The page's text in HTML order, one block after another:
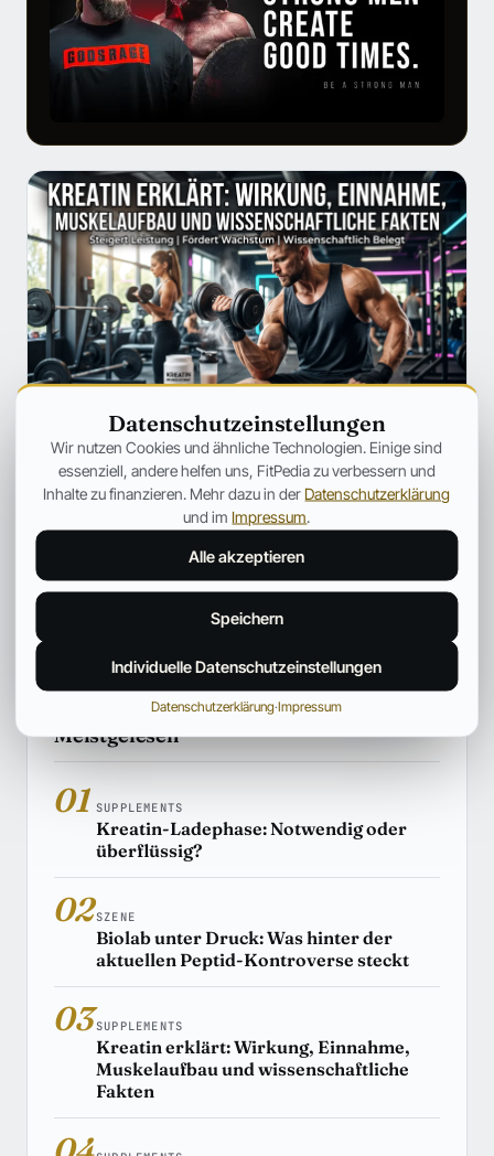
SUPPLEMENTS
Kreatin erklärt: Wirkung, Einnahme,
Muskelaufbau und wissenschaftliche
Informationen über Kreatin dar. Erklärt werden: Wirkung,
Einnahme, Muskelaufbau und wissenschaftliche Fakten
03. Aug. 2026 34 Min.
Meistgelesen
01 SUPPLEMENTS
Kreatin-Ladephase: Notwendig oder
überflüssig?
02SZENE
Biolab unter Druck: Was hinter der
aktuellen Peptid-Kontroverse steckt
03SUPPLEMENTS
Kreatin erklärt: Wirkung, Einnahme,
Muskelaufbau und wissenschaftliche
Fakten
Datenschutzeinstellungen
Wir nutzen Cookies und ähnliche Technologien. Einige sind
essenziell, andere helfen uns, FitPedia zu verbessern und
Inhalte zu finanzieren. Mehr dazu in der Datenschutzerklärung
und im Impressum.
Alle akzeptieren
Speichern
Individuelle Datenschutzeinstellungen
Datenschutzerklärung·Impressum